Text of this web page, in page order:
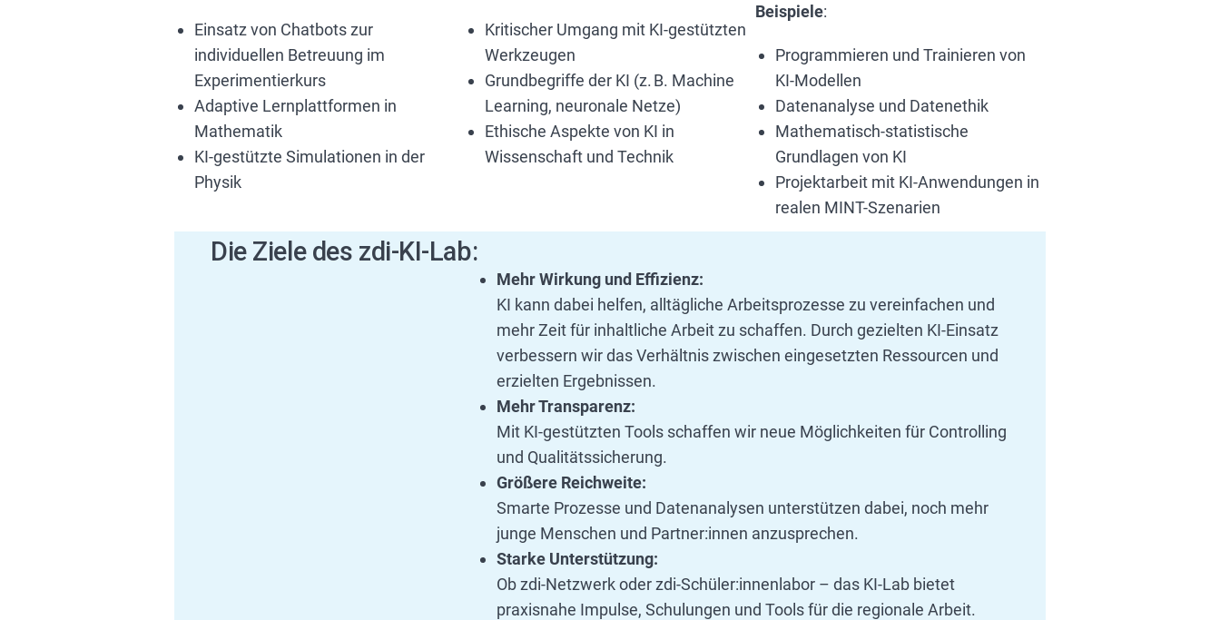
Einsatz von Chatbots zur
individuellen Betreuung im
Experimentierkurs
Adaptive Lernplattformen in
Mathematik
KI-gestützte Simulationen in der
Physik
Kritischer Umgang mit KI-gestützten
Werkzeugen
Grundbegriffe der KI (z. B. Machine
Learning, neuronale Netze)
Ethische Aspekte von KI in
Wissenschaft und Technik
Beispiele:
Programmieren und Trainieren von
KI-Modellen
Datenanalyse und Datenethik
Mathematisch-statistische
Grundlagen von KI
Projektarbeit mit KI-Anwendungen in
realen MINT-Szenarien
Die Ziele des zdi-KI-Lab:
Mehr Wirkung und Effizienz:
KI kann dabei helfen, alltägliche Arbeitsprozesse zu vereinfachen und
mehr Zeit für inhaltliche Arbeit zu schaffen. Durch gezielten KI-Einsatz
verbessern wir das Verhältnis zwischen eingesetzten Ressourcen und
erzielten Ergebnissen.
Mehr Transparenz:
Mit KI-gestützten Tools schaffen wir neue Möglichkeiten für Controlling
und Qualitätssicherung.
Größere Reichweite:
Smarte Prozesse und Datenanalysen unterstützen dabei, noch mehr
junge Menschen und Partner:innen anzusprechen.
Starke Unterstützung:
Ob zdi-Netzwerk oder zdi-Schüler:innenlabor – das KI-Lab bietet
praxisnahe Impulse, Schulungen und Tools für die regionale Arbeit.